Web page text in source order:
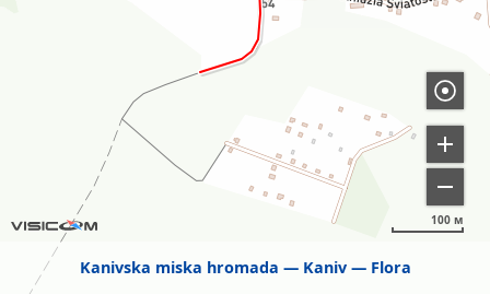
Kanivska miska hromada Kaniv Flora
100 м